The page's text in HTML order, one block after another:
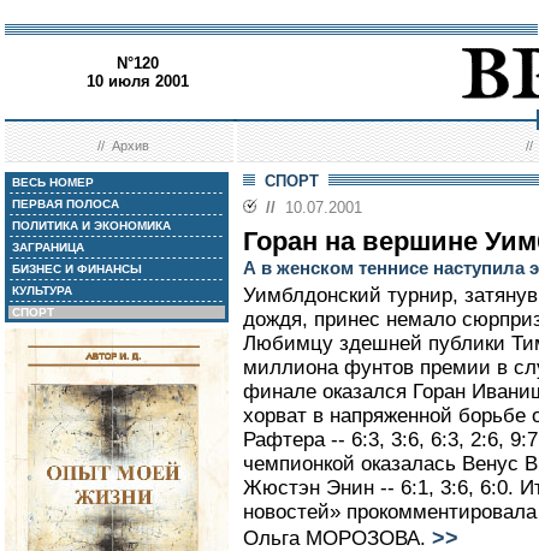
N°120
10 июля 2001
//Архив //
ВЕСЬ НОМЕР
ПЕРВАЯ ПОЛОСА
ПОЛИТИКА И ЭКОНОМИКА
ЗАГРАНИЦА
БИЗНЕС И ФИНАНСЫ
КУЛЬТУРА
СПОРТ
СПОРТ
// 10.07.2001
Горан на вершине
А в женском теннисе наступила
Уимблдонский турнир,
дождя, принес немало
Любимцу здешней публики
миллиона фунтов премии в
финале оказался Горан
хорват в напряженной борьбе
Рафтера -- 6:3, 3:6, 6:3, 2:6,
чемпионкой оказалась Венус
Жюстэн Энин -- 6:1, 3:6, 6:0.
новостей»
Ольга МОРОЗОВА. >>